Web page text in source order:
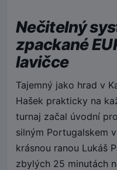
Nečitelný
zpackané
lavičce
Tajemný jako hrad v
Hašek prakticky na
turnaj začal úvodní
silným Portugalskem
krásnou ranou Lukáš
zbylých 25 minutách